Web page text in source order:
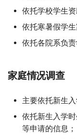
年末专项补助
绿色通道补助
爱心基金学生专
隐性伙食补助
依托学校学生
依托寒暑假学
依托各院系负
家庭情况调查
主要依托新生
依托新生入学
等申请的信息；